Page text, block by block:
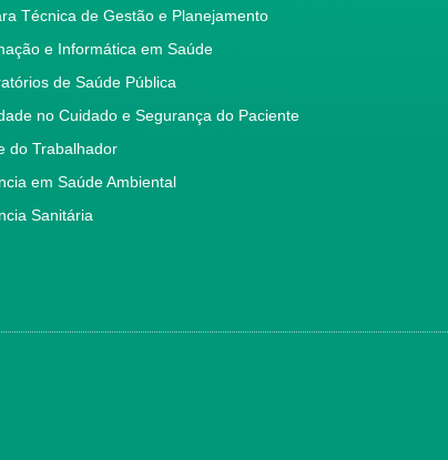
Técnica de Gestão e Planejamento
e Informática em Saúde
de Saúde Pública
no Cuidado e Segurança do Paciente
do Trabalhador
em Saúde Ambiental
Sanitária